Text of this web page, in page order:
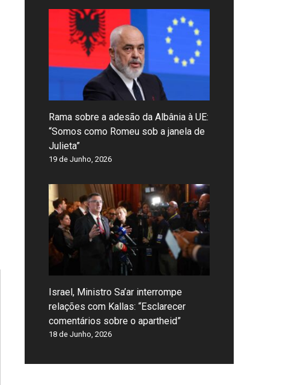
Rama sobre a adesão da Albânia à UE:
“Somos como Romeu sob a janela de
Julieta”
19 de Junho, 2026
Israel, Ministro Sa’ar interrompe
relações com Kallas: “Esclarecer
comentários sobre o apartheid”
18 de Junho, 2026